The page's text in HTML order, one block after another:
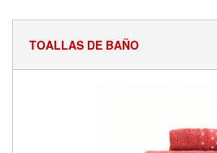
TOALLAS DE BAÑO